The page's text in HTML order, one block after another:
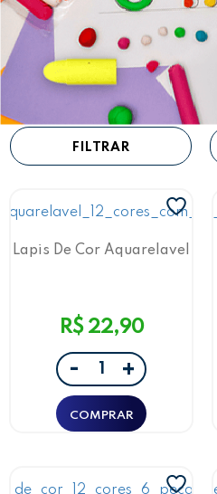
FILTRAR
Lapis De Cor Aquarelavel
R$ 22,90
- +